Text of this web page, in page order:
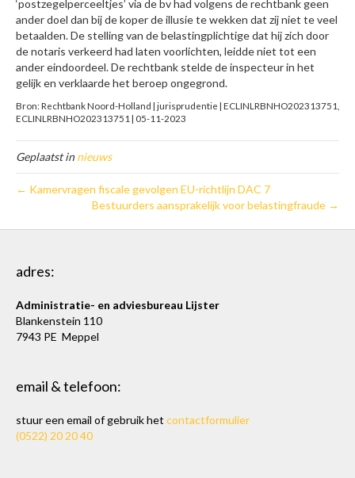
‘postzegelperceeltjes’ via de bv had volgens de rechtbank geen
ander doel dan bij de koper de illusie te wekken dat zij niet te veel
betaalden. De stelling van de belastingplichtige dat hij zich door
de notaris verkeerd had laten voorlichten, leidde niet tot een
ander eindoordeel. De rechtbank stelde de inspecteur in het
gelijk en verklaarde het beroep ongegrond.
Bron: Rechtbank Noord-Holland | jurisprudentie | ECLINLRBNHO202313751,
ECLINLRBNHO202313751 | 05-11-2023
Geplaatst innieuws
← Kamervragen fiscale gevolgen EU-richtlijn DAC 7
Bestuurders aansprakelijk voor belastingfraude →
adres:
Administratie- en adviesbureau Lijster
Blankenstein 110
7943 PE Meppel
email & telefoon:
stuur een email of gebruik het contactformulier
(0522) 20 20 40